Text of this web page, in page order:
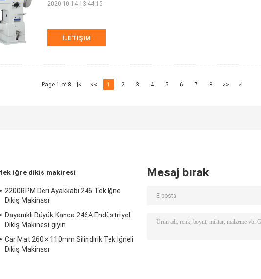
İLETIŞIM
2020-10-14 13:44:15
Page 1 of 8 |< << 1 2 3 4 5 6 7 8 >> >|
tek iğne dikiş makinesi
2200RPM Deri Ayakkabı 246 Tek İğne
Dikiş Makinası
Dayanıklı Büyük Kanca 246A Endüstriyel
Dikiş Makinesi giyin
Car Mat 260 × 110mm Silindirik Tek İğneli
Dikiş Makinası
Mesaj bırak